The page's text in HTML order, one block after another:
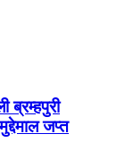
ब्रम्हपुरी
जप्त